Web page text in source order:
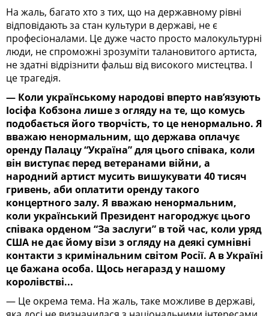
На жаль, багато хто з тих, що на державному рівні
відповідають за стан культури в державі, не є
професіоналами. Це дуже часто просто малокультурні
люди, не спроможні зрозуміти талановитого артиста,
не здатні відрізнити фальш від високого мистецтва. І
це трагедія.
— Коли українському народові вперто нав’язують
Іосіфа Кобзона лише з огляду на те, що комусь
подобається його творчість, то це ненормально. Я
вважаю ненормальним, що держава оплачує
оренду Палацу “Україна” для цього співака, коли
він виступає перед ветеранами війни, а
народний артист мусить вишукувати 40 тисяч
гривень, аби оплатити оренду такого
концертного залу. Я вважаю ненормальним,
коли український Президент нагороджує цього
співака орденом “За заслуги” в той час, коли уряд
США не дає йому візи з огляду на деякі сумнівні
контакти з кримінальним світом Росії. А в Україні
це бажана особа. Щось негаразд у нашому
королівстві...
— Це окрема тема. На жаль, таке можливе в державі,